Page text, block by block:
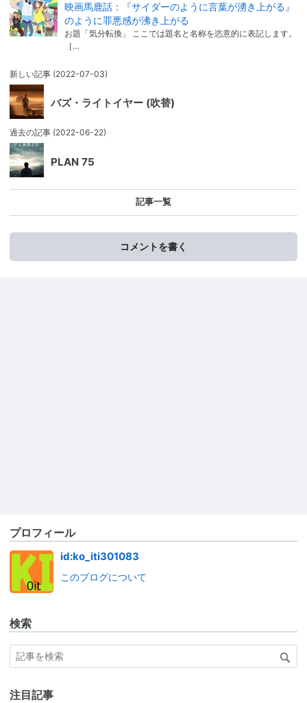
映画馬鹿話：『サイダーのように言葉が湧き上がる』
のように罪悪感が沸き上がる
お題「気分転換」 ここでは題名と名称を恣意的に表記します。
［…
新しい記事 (2022-07-03)
バズ・ライトイヤー (吹替)
過去の記事 (2022-06-22)
PLAN 75
記事一覧
コメントを書く
プロフィール
id:ko_iti301083
このブログについて
検索
注目記事